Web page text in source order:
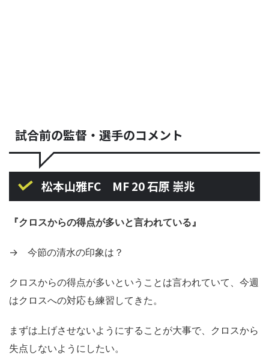
試合前の監督・選手のコメント
松本山雅FC MF 20 石原 崇兆
『クロスからの得点が多いと言われている』
→ 今節の清水の印象は？
クロスからの得点が多いということは言われていて、今週
はクロスへの対応も練習してきた。
まずは上げさせないようにすることが大事で、クロスから
失点しないようにしたい。